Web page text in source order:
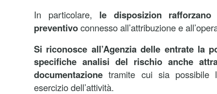
In particolare, le disposizion
preventivoconnesso all’attribuzione e
Si riconosce all’Agenzia delle entrate la
specifiche analisi del rischio anche
documentazionetramite cui sia possibile
esercizio dell’attività.